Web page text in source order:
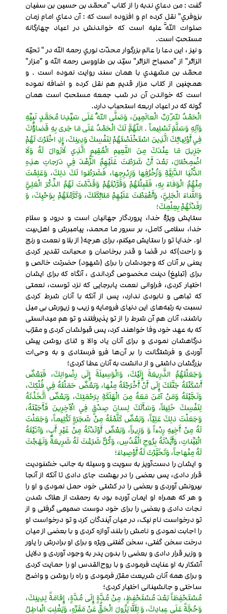
گفت : من دعاي ندبه را از کتاب "محمّد بن حسین بن سفیان
بزوفري" نقل کرده ام و افزوده است که : آن دعاي امام زمان
صلوات اللَّه علیه است که خواندنش در اعیاد چهارگانه
مستحبّ است.
و نیز ، این دعا را عالم بزرگوار محدّث نوري رحمه الله در " تحیّه
الزائر" از "مصباح الزائر" سیّد بن طاووس رحمه الله و "مزار"
محمّد بن مشهدي با همان سند روایت نموده است . و
همچنین از کتاب مزار قدیم هم نقل کرده و اضافه نموده
است که خواندن آن در شب جمعه مستحبّ است همان
گونه که در اعیاد اربعه استحباب دارد.
الْحَمْدُ لِلّهِ رَبِّ الْعالَمِينَ، وَصَلَّى اللّهُ عَلَى سَيِّدِنا مُحَمَّدٍ نَبِيِّهِ
وَآلِهِ وَسَلَّمَ تَسْلِيماً . اللّهُمَّ لَكَ الْحَمْدُ عَلَى مَا جَرى بِهِ قَضاؤُكَ
فِي أَوْلِيائِكَ الَّذِينَ اسْتَخْلَصْتَهُمْ لِنَفْسِكَ وَدِينِكَ، إِذِ اخْتَرْتَ لَهُمْ
جَزِيلَ مَا عِنْدَكَ مِنَ النَّعِيمِ الْمُقِيمِ الَّذِي لَازَوالَ لَهُ وَلَا
اضْمِحْلالَ، بَعْدَ أَنْ شَرَطْتَ عَلَيْهِمُ الزُّهْدَ فِي دَرَجاتِ هذِهِ
الدُّنْيَا الدَّنِيَّةِ وَزُخْرُفِها وَزِبْرِجِها، فَشَرَطُوا لَكَ ذلِكَ، وَعَلِمْتَ
مِنْهُمُ الْوَفاءَ بِهِ، فَقَبِلْتَهُمْ وَقَرَّبْتَهُمْ وَقَدَّمْتَ لَهُمُ الذِّكْرَ الْعَلِيَّ
وَالثَّناءَ الْجَلِيَّ، وَأَهْبَطْتَ عَلَيْهِمْ مَلائِكَتَكَ، وَكَرَّمْتَهُمْ بِوَحْيِكَ، وَ
رَفَدْتَهُمْ بِعِلْمِكَ؛
ستایش ویژۀ خدا، پروردگار جهانیان است و درود و سلام
خدا، سلامی کامل، بر سرور ما محمد، پیامبرش و اهل‌بیت
او. خدایا تو را ستایش میکنم، برای هرچه( از بلا و نعمت و رنج
و راحت)که در قضا و قدر برخاصان و محبانت تقدیر کردی
یعنی بر آنان که وجودشان را برای (شهود) حضرتت خالص و
برای (تبلیغ) دینت مخصوص گرداندی ، آنگاه که برای ایشان
اختیار کردی، فراوانی نعمت پابرجایی که نزد توست، نعمتی
که تباهی و نابودی ندارد، پس از آنکه با آنان شرط کردی
نسبت به رتبه‌های این دنیای فرومایه و زیب و زیورش بی میل
باشند، آنان هم آن شرط را از تو پذیرفتند و تو هم میدانستی
که به عهد خود وفا خواهند کرد، پس قبولشان کردی و مقرّب
درگاهشان نمودی و برای آنان یاد والا و ثنای روشن پیش
آوردی و فرشتگانت را بر آن‌ها فرو فرستادی و به وحی‌ات
بزرگشان داشتی و از دانشت به آنان عطا کردی؛
وَجَعَلْتَهُمُ الذَّرِيعَةَ إِلَيْكَ، وَالْوَسِيلَةَ إِلَى رِضْوانِكَ، فَبَعْضٌ
أَسْكَنْتَهُ جَنَّتَكَ إِلَى أَنْ أَخْرَجْتَهُ مِنْها، وَبَعْضٌ حَمَلْتَهُ فِي فُلْكِكَ،
وَنَجَّيْتَهُ وَمَنْ آمَنَ مَعَهُ مِنَ الْهَلَكَةِ بِرَحْمَتِكَ، وَبَعْضٌ اتَّخَذْتَهُ
لِنَفْسِكَ خَلِيلاً، وَسَأَلَكَ لِسانَ صِدْقٍ فِي الْآخِرِينَ فَأَجَبْتَهُ،
وَجَعَلْتَ ذلِكَ عَلِيّاً، وَبَعْضٌ كَلَّمْتَهُ مِنْ شَجَرَةٍ تَكْلِيماً، وَجَعَلْتَ
لَهُ مِنْ أَخِيهِ رِدْءاً وَ وَزِيراً، وَبَعْضٌ أَوْلَدْتَهُ مِنْ غَيْرِ أَبٍ، وَآتَيْتَهُ
الْبَيِّناتِ، وَأَيَّدْتَهُ بِرُوحِ الْقُدُسِ، وَكُلٌّ شَرَعْتَ لَهُ شَرِيعَةً وَنَهَجْتَ
لَهُ مِنْهاجاً، وَتَخَيَّرْتَ لَهُ أَوْصِياءَ؛
و ایشان را دست‌آویز به سویت و وسیله به جانب خشنودیت
قرار دادی، پس بعضی را در بهشت جای دادی تا آنکه از آنجا
بیرونش آوردی و بعضی را در کشتی خود حمل نمودی و او را
و هر که همراه او ایمان آورده بود به رحمتت از هلاک شدن
نجات دادی و بعضی را برای خود دوست صمیمی گرفتی و از
تو درخواست نام نیک، در میان آیندگان کرد و تو درخواست او
را اجابت نمودی و نامش را بلند آوازه کردی و با بعضی از میان
درخت سخن گفتی، سخن گفتنی ویژه و برای او برادرش را یاور
و وزیر قرار دادی و بعضی را بدون پدر به وجود آوردی و دلایل
آشکار به او عنایت فرمودی و با روح‌القدس او را حمایت کردی
و برای همه آنان شریعت مقرّر فرمودی و راه را روشن و واضح
ساختی و جانشینانی اختیار کردی؛
مُسْتَحْفِظاً بَعْدَ مُسْتَحْفِظٍ، مِنْ مُدَّةٍ إِلَى مُدَّةٍ، إِقامَةً لِدِينِكَ،
وَحُجَّةً عَلَى عِبادِكَ، وَ لِئَلَّا يَزُولَ الْحَقُّ عَنْ مَقَرِّهِ، وَيَغْلِبَ الْباطِلُ